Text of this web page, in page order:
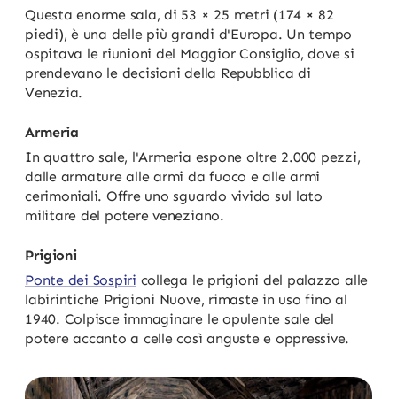
Questa enorme sala, di 53 × 25 metri (174 × 82
piedi), è una delle più grandi d'Europa. Un tempo
ospitava le riunioni del Maggior Consiglio, dove si
prendevano le decisioni della Repubblica di
Venezia.
Armeria
In quattro sale, l'Armeria espone oltre 2.000 pezzi,
dalle armature alle armi da fuoco e alle armi
cerimoniali. Offre uno sguardo vivido sul lato
militare del potere veneziano.
Prigioni
Ponte dei Sospiri collega le prigioni del palazzo alle
labirintiche Prigioni Nuove, rimaste in uso fino al
1940. Colpisce immaginare le opulente sale del
potere accanto a celle così anguste e oppressive.